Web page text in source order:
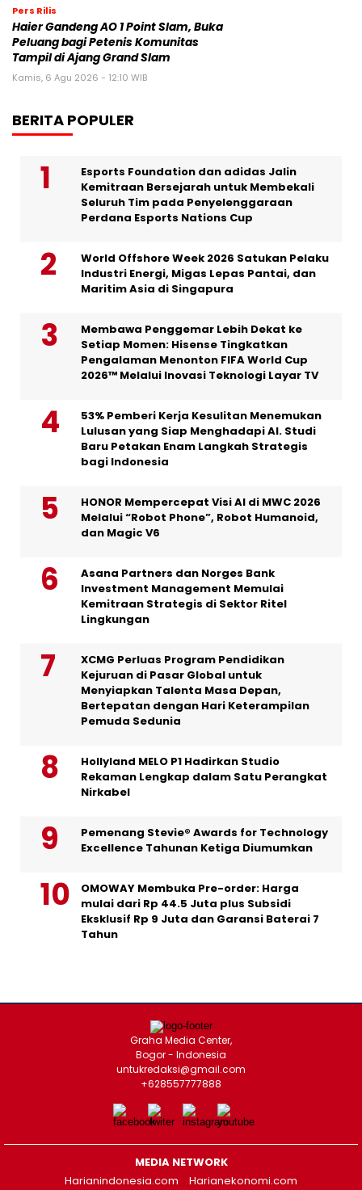
Pers Rilis
Haier Gandeng AO 1 Point Slam, Buka
Peluang bagi Petenis Komunitas
Tampil di Ajang Grand Slam
Kamis, 6 Agu 2026 - 12:10 WIB
BERITA POPULER
Esports Foundation dan adidas Jalin
Kemitraan Bersejarah untuk Membekali
Seluruh Tim pada Penyelenggaraan
Perdana Esports Nations Cup
World Offshore Week 2026 Satukan Pelaku
Industri Energi, Migas Lepas Pantai, dan
Maritim Asia di Singapura
Membawa Penggemar Lebih Dekat ke
Setiap Momen: Hisense Tingkatkan
Pengalaman Menonton FIFA World Cup
2026™ Melalui Inovasi Teknologi Layar TV
53% Pemberi Kerja Kesulitan Menemukan
Lulusan yang Siap Menghadapi AI. Studi
Baru Petakan Enam Langkah Strategis
bagi Indonesia
HONOR Mempercepat Visi AI di MWC 2026
Melalui “Robot Phone”, Robot Humanoid,
dan Magic V6
Asana Partners dan Norges Bank
Investment Management Memulai
Kemitraan Strategis di Sektor Ritel
Lingkungan
XCMG Perluas Program Pendidikan
Kejuruan di Pasar Global untuk
Menyiapkan Talenta Masa Depan,
Bertepatan dengan Hari Keterampilan
Pemuda Sedunia
Hollyland MELO P1 Hadirkan Studio
Rekaman Lengkap dalam Satu Perangkat
Nirkabel
Pemenang Stevie® Awards for Technology
Excellence Tahunan Ketiga Diumumkan
OMOWAY Membuka Pre-order: Harga
mulai dari Rp 44.5 Juta plus Subsidi
Eksklusif Rp 9 Juta dan Garansi Baterai 7
Tahun
Graha Media Center,
Bogor - Indonesia
untukredaksi@gmail.com
+628557777888
MEDIA NETWORK
Harianindonesia.com
Harianekonomi.com